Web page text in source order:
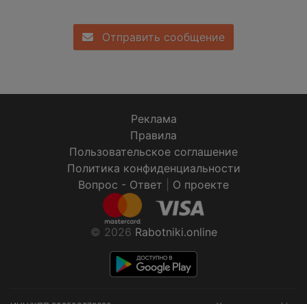
Отправить сообщение
Реклама
Правила
Пользовательское соглашение
Политика конфиденциальности
Вопрос - Ответ
О проекте
© 2026 Rabotniki.online